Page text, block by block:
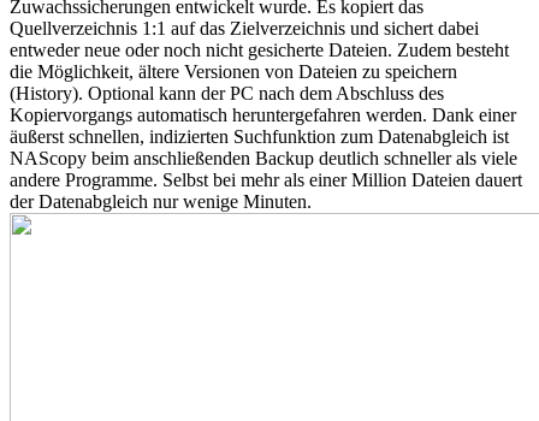
Zuwachssicherungen entwickelt wurde. Es kopiert das
Quellverzeichnis 1:1 auf das Zielverzeichnis und sichert dabei
entweder neue oder noch nicht gesicherte Dateien. Zudem besteht
die Möglichkeit, ältere Versionen von Dateien zu speichern
(History). Optional kann der PC nach dem Abschluss des
Kopiervorgangs automatisch heruntergefahren werden. Dank einer
äußerst schnellen, indizierten Suchfunktion zum Datenabgleich ist
NAScopy beim anschließenden Backup deutlich schneller als viele
andere Programme. Selbst bei mehr als einer Million Dateien dauert
der Datenabgleich nur wenige Minuten.